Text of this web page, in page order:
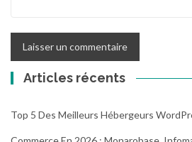
Articles récents
Top 5 Des Meilleurs Hébergeurs